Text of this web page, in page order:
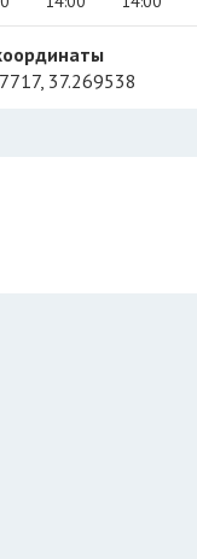
37.269538